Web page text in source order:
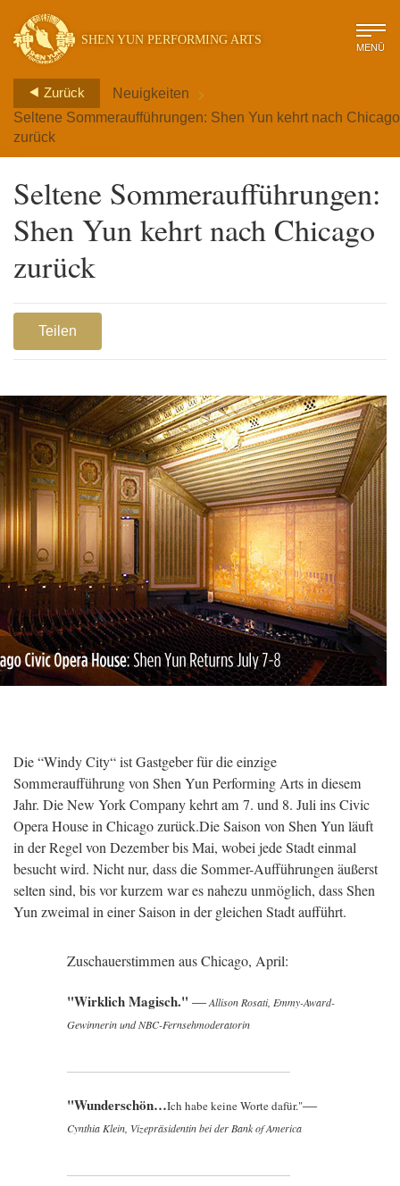
SHEN YUN PERFORMING ARTS MENÜ
Zurück Neuigkeiten >
Seltene Sommeraufführungen: Shen Yun kehrt nach Chicago
zurück
Seltene Sommeraufführungen:
Shen Yun kehrt nach Chicago
zurück
Teilen
Die “Windy City“ ist Gastgeber für die einzige
Sommeraufführung von Shen Yun Performing Arts in diesem
Jahr. Die New York Company kehrt am 7. und 8. Juli ins Civic
Opera House in Chicago zurück.Die Saison von Shen Yun läuft
in der Regel von Dezember bis Mai, wobei jede Stadt einmal
besucht wird. Nicht nur, dass die Sommer-Aufführungen äußerst
selten sind, bis vor kurzem war es nahezu unmöglich, dass Shen
Yun zweimal in einer Saison in der gleichen Stadt aufführt.
Zuschauerstimmen aus Chicago, April:
"Wirklich Magisch." —Allison Rosati, Emmy-Award-
Gewinnerin und NBC-Fernsehmoderatorin
"Wunderschön…Ich habe keine Worte dafür."—
Cynthia Klein, Vizepräsidentin bei der Bank of America